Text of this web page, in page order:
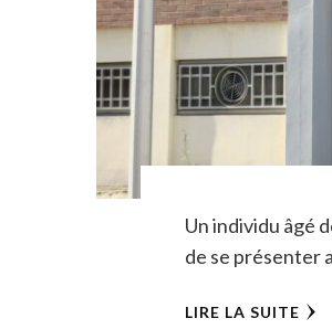
Un individu âgé
de se présenter
LIRE LA SUITE